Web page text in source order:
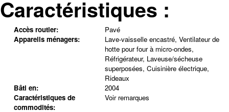
Caractéristiques :
Accès routier:
Pavé
Appareils ménagers:
Lave-vaisselle encastré, Ventilateur de
hotte pour four à micro-ondes,
Réfrigérateur, Laveuse/sécheuse
superposées, Cuisinière électrique,
Rideaux
Bâti en:
2004
Caractéristiques de
commodités:
Voir remarques